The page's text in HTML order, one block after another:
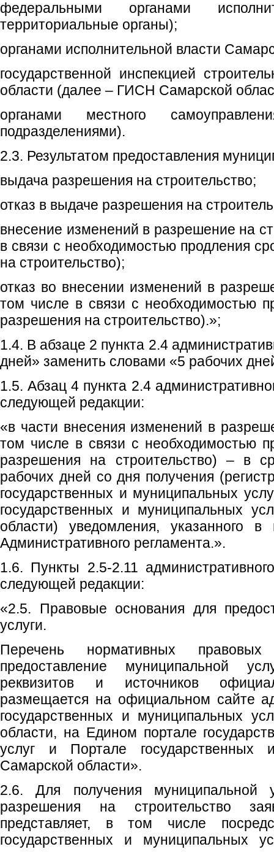
федеральными органами
территориальные органы);
органами исполнительной власти
государственной инспекцией
области (далее – ГИСН Самарской
органами местного
подразделениями).
2.3. Результатом предоставления
выдача разрешения на строительство;
отказ в выдаче разрешения на
внесение изменений в разрешение на
в связи с необходимостью продления
на строительство);
отказ во внесении изменений в
том числе в связи с необходимостью
разрешения на строительство).»;
1.4. В абзаце 2 пункта 2.4
дней» заменить словами «5 рабочих
1.5. Абзац 4 пункта 2.4
следующей редакции:
«в части внесения изменений в
том числе в связи с необходимостью
разрешения на строительство) – в
рабочих дней со дня получения
государственных и муниципальных
государственных и муниципальных
области) уведомления, указанного в
Административного регламента.».
1.6. Пункты 2.5-2.11
следующей редакции:
«2.5. Правовые основания для
услуги.
Перечень нормативных правовых
предоставление муниципальной
реквизитов и источников
размещается на официальном сайте
государственных и муниципальных
области, на Едином портале
услуг и Портале государственных
Самарской области».
2.6. Для получения муниципальной
разрешения на строительство
представляет, в том числе
государственных и муниципальных